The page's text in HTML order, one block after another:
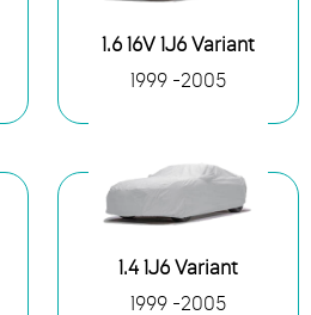
1.6 16V 1J6 Variant
1999 -2005
1.4 1J6 Variant
1999 -2005